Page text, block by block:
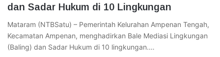
dan Sadar Hukum di 10 Lingkungan
Mataram (NTBSatu) – Pemerintah Kelurahan Ampenan Tengah,
Kecamatan Ampenan, menghadirkan Bale Mediasi Lingkungan
(Baling) dan Sadar Hukum di 10 lingkungan.…